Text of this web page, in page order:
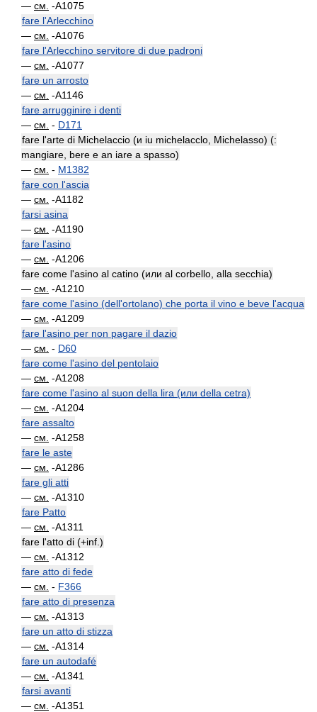
— см. -A1075
fare l'Arlecchino
— см. -A1076
fare l'Arlecchino servitore di due padroni
— см. -A1077
fare un arrosto
— см. -A1146
fare arrugginire i denti
— см. - D171
fare l'arte di Michelaccio (и iu michelacclo, Michelasso) (:
mangiare, bere e an iare a spasso)
— см. - M1382
fare con l'ascia
— см. -A1182
farsi asina
— см. -A1190
fare l'asino
— см. -A1206
fare come l'asino al catino (или al corbello, alla secchia)
— см. -A1210
fare come l'asino (dell'ortolano) che porta il vino e beve l'acqua
— см. -A1209
fare l'asino per non pagare il dazio
— см. - D60
fare come l'asino del pentolaio
— см. -A1208
fare come l'asino al suon della lira (или della cetra)
— см. -A1204
fare assalto
— см. -A1258
fare le aste
— см. -A1286
fare gli atti
— см. -A1310
fare Patto
— см. -A1311
fare l'atto di (+inf.)
— см. -A1312
fare atto di fede
— см. - F366
fare atto di presenza
— см. -A1313
fare un atto di stizza
— см. -A1314
fare un autodafé
— см. -A1341
farsi avanti
— см. -A1351